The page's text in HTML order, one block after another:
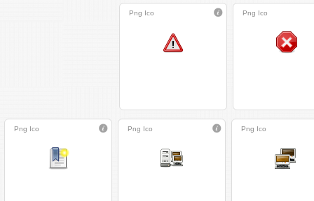
Png Ico Png Ico
Png Ico Png Ico Png Ico